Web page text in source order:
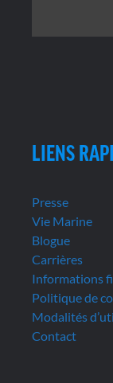
LIENS
Presse
Vie Marine
Blogue
Carrières
Informations
Politique de
Modalités
Contact